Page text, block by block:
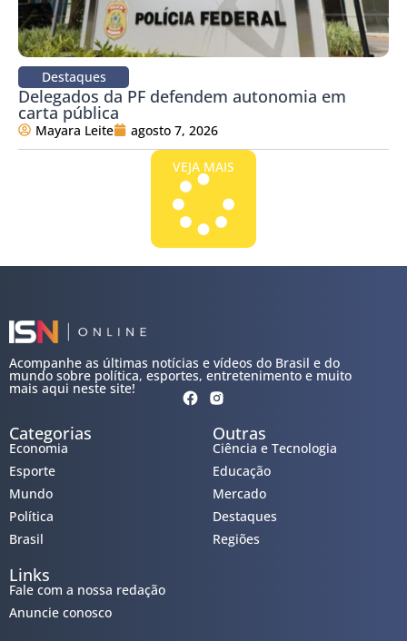
Destaques
Delegados da PF defendem autonomia em
carta pública
Mayara Leite agosto 7, 2026
VEJA MAIS
Acompanhe as últimas notícias e vídeos do Brasil e do
mundo sobre política, esportes, entretenimento e muito
mais aqui neste site!
Categorias
Economia
Esporte
Mundo
Política
Brasil
Outras
Ciência e Tecnologia
Educação
Mercado
Destaques
Regiões
Links
Fale com a nossa redação
Anuncie conosco